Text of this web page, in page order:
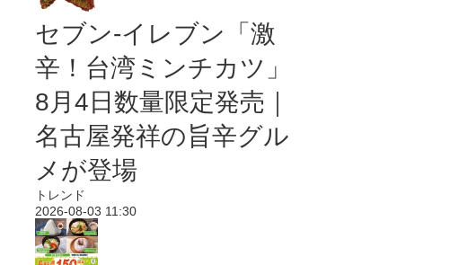
セブン-イレブン「激
辛！台湾ミンチカツ」
8月4日数量限定発売｜
名古屋発祥の旨辛グル
メが登場
トレンド
2026-08-03 11:30